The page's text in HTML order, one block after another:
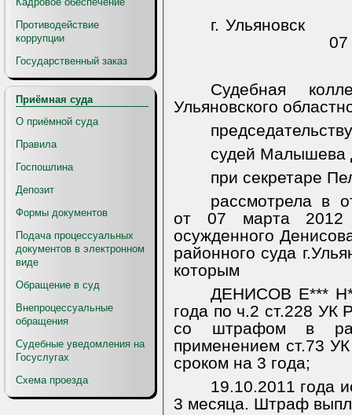
Противодействие
коррупции
Государственный заказ
Приёмная суда
О приёмной суда
Правила
Госпошлина
Депозит
Формы документов
Подача процессуальных
документов в электронном
виде
Обращение в суд
Внепроцессуальные
обращения
Судебные уведомления на
Госуслугах
Схема проезда
г. Ульяновск
07
Судебная
Ульяновского
судей Малышева
при секретаре
рассмотрела в
от 07 марта 2012
осужденного
районного суда
которым
ДЕНИСОВ Е***
года по ч.2 ст.228 УК
со штрафом в
применением ст.73
сроком на 3 года;
19.10.2011 года
3 месяца. Штраф